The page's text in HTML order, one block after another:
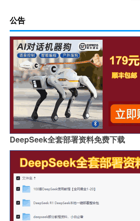
公告
DeepSeek全套部署资料免费下载